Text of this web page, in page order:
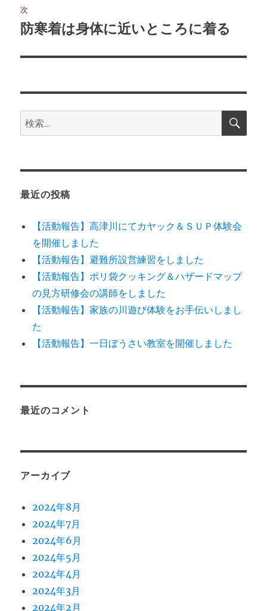
ゲ
ー
シ
ン
次
次
投
防寒着は身体に近いところに着る
検
索:
検
最近の投稿
【活動報告】高津川にてカヤック＆ＳＵＰ体験会
を開催しました
【活動報告】避難所設営練習をしました
【活動報告】ポリ袋クッキング＆ハザードマップ
の見方研修会の講師をしました
【活動報告】家族の川遊び体験をお手伝いしまし
た
【活動報告】一日ぼうさい教室を開催しました
最近のコメント
アーカイブ
2024年8月
2024年7月
2024年6月
2024年5月
2024年4月
2024年3月
2024年2月